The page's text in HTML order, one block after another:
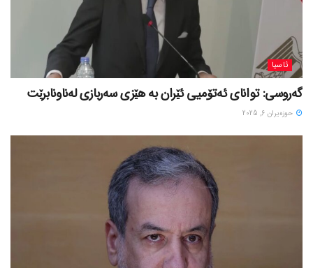
ئاسیا
گەروسی: توانای ئەتۆمیی ئێران بە هێزی سەربازی لەناونابرێت
حوزه‌یران 6, 2025